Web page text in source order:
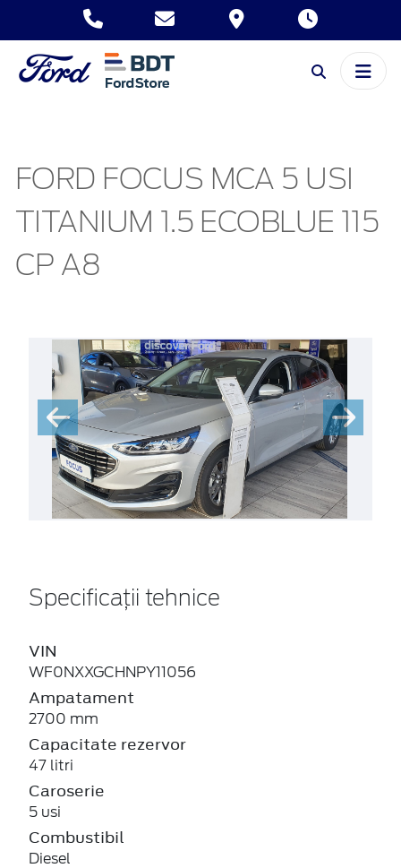
FORD FOCUS MCA 5 USI
TITANIUM 1.5 ECOBLUE 115
CP A8
Specificații tehnice
VIN
WF0NXXGCHNPY11056
Ampatament
2700 mm
Capacitate rezervor
47 litri
Caroserie
5 usi
Combustibil
Diesel